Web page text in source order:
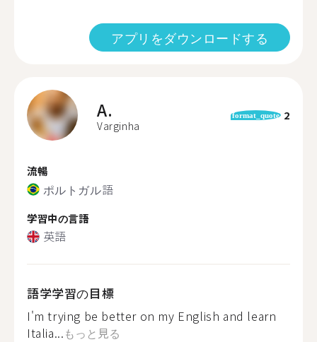
アプリをダウンロードする
A.
Varginha
format_quote 2
流暢
ポルトガル語
学習中の言語
英語
語学学習の目標
I'm trying be better on my English and learn
Italia...もっと見る